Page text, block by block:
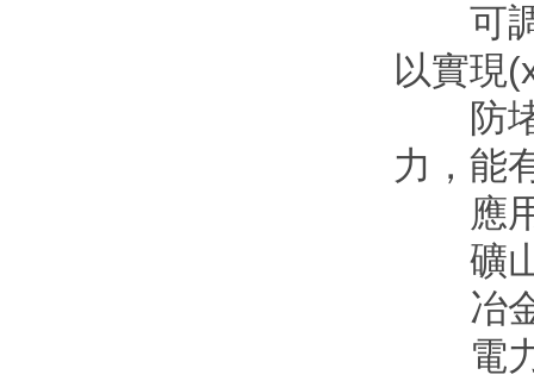
可調
以實現
防堵
力，
應用
礦山行
冶金
電力